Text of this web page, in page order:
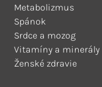
Metabolizmus
Spánok
Srdce a mozog
Vitamíny a minerály
Ženské zdravie